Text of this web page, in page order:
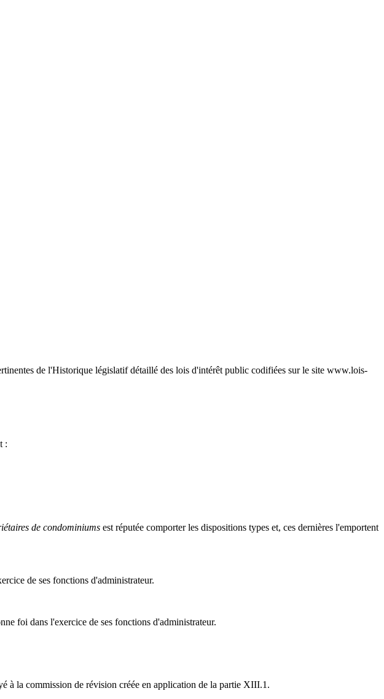
de l'Historique législatif détaillé des lois d'intérêt public codifiées sur le site www.lois-
:
de condominiums est réputée comporter les dispositions types et, ces dernières l'emportent
de ses fonctions d'administrateur.
foi dans l'exercice de ses fonctions d'administrateur.
la commission de révision créée en application de la partie XIII.1.